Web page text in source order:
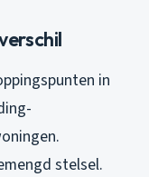
in
stelsel.